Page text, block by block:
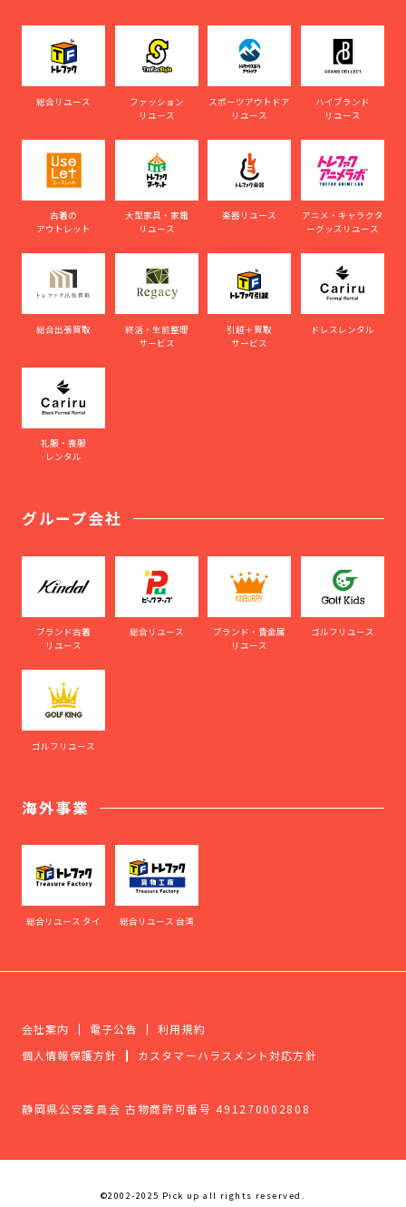
総合リユース
ファッション
リユース
スポーツアウトドア
リユース
ハイブランド
リユース
古着の
アウトレット
大型家具・家電
リユース
楽器リユース
アニメ・キャラクタ
ーグッズリユース
総合出張買取
終活・生前整理
サービス
引越＋買取
サービス
ドレスレンタル
礼服・喪服
レンタル
グループ会社
ブランド古着
リユース
総合リユース
ブランド・貴金属
リユース
ゴルフリユース
ゴルフリユース
海外事業
総合リユース タイ 総合リユース 台湾
会社案内 電子公告
利用規約
個人情報保護方針
カスタマーハラスメント対応方針
静岡県公安委員会 古物商許可番号 491270002808
©2002-2025 Pick up all rights reserved.